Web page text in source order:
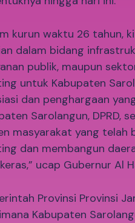
kurun waktu 26 tahun,
dalam bidang
publik, maupun
untuk Kabupaten
dan penghargaan
Sarolangun, DPRD,
masyarakat yang telah
dan membangun
ucap Gubernur Al
Provinsi Provinsi
Kabupaten